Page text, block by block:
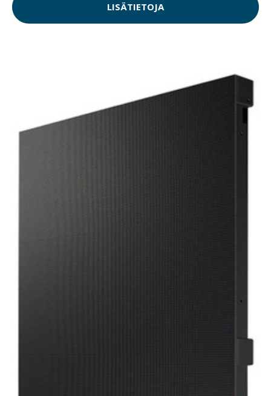
LISÄTIETOJA